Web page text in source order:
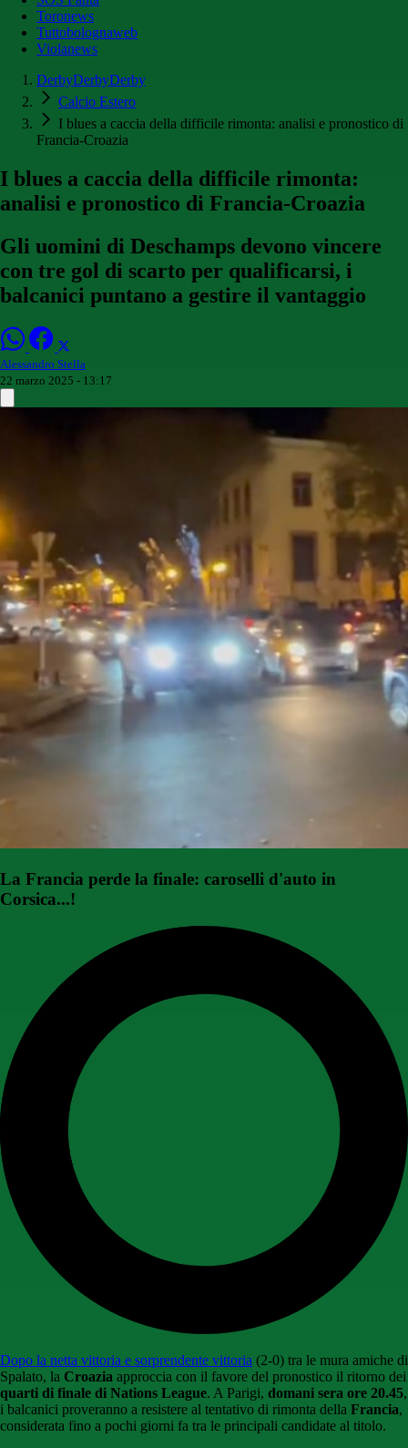
Toronews
Tuttobolognaweb
Violanews
DerbyDerbyDerby
Calcio Estero
I blues a caccia della difficile rimonta: analisi e pronostico di
Francia-Croazia
I blues a caccia della difficile rimonta:
analisi e pronostico di Francia-Croazia
Gli uomini di Deschamps devono vincere
con tre gol di scarto per qualificarsi, i
balcanici puntano a gestire il vantaggio
Alessandro Stella
22 marzo 2025 - 13:17
La Francia perde la finale: caroselli d'auto in
Corsica...!
Dopo la netta vittoria e sorprendente vittoria (2-0) tra le mura amiche di
Spalato, la Croazia approccia con il favore del pronostico il ritorno dei
quarti di finale di Nations League. A Parigi, domani sera ore 20.45,
i balcanici proveranno a resistere al tentativo di rimonta della Francia,
considerata fino a pochi giorni fa tra le principali candidate al titolo.